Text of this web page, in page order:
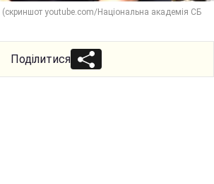
youtube.com/Національна академія СБ
Поділитися